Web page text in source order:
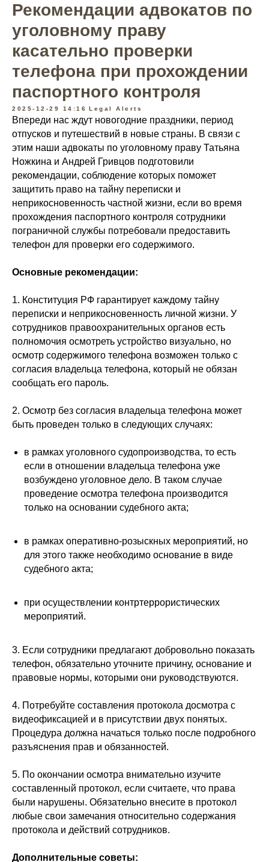
Рекомендации адвокатов по
уголовному праву
касательно проверки
телефона при прохождении
паспортного контроля
2025-12-29 14:16 Legal Alerts
Впереди нас ждут новогодние праздники, период
отпусков и путешествий в новые страны. В связи с
этим наши адвокаты по уголовному праву Татьяна
Ножкина и Андрей Гривцов подготовили
рекомендации, соблюдение которых поможет
защитить право на тайну переписки и
неприкосновенность частной жизни, если во время
прохождения паспортного контроля сотрудники
пограничной службы потребовали предоставить
телефон для проверки его содержимого.
Основные рекомендации:
1. Конституция РФ гарантирует каждому тайну
переписки и неприкосновенность личной жизни. У
сотрудников правоохранительных органов есть
полномочия осмотреть устройство визуально, но
осмотр содержимого телефона возможен только с
согласия владельца телефона, который не обязан
сообщать его пароль.
2. Осмотр без согласия владельца телефона может
быть проведен только в следующих случаях:
в рамках уголовного судопроизводства, то есть
если в отношении владельца телефона уже
возбуждено уголовное дело. В таком случае
проведение осмотра телефона производится
только на основании судебного акта;
в рамках оперативно-розыскных мероприятий, но
для этого также необходимо основание в виде
судебного акта;
при осуществлении контртеррористических
мероприятий.
3. Если сотрудники предлагают добровольно показать
телефон, обязательно уточните причину, основание и
правовые нормы, которыми они руководствуются.
4. Потребуйте составления протокола досмотра с
видеофиксацией и в присутствии двух понятых.
Процедура должна начаться только после подробного
разъяснения прав и обязанностей.
5. По окончании осмотра внимательно изучите
составленный протокол, если считаете, что права
были нарушены. Обязательно внесите в протокол
любые свои замечания относительно содержания
протокола и действий сотрудников.
Дополнительные советы: